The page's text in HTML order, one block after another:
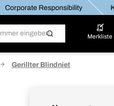
Corporate Responsibility
Merkliste
Gerillter Blindniet